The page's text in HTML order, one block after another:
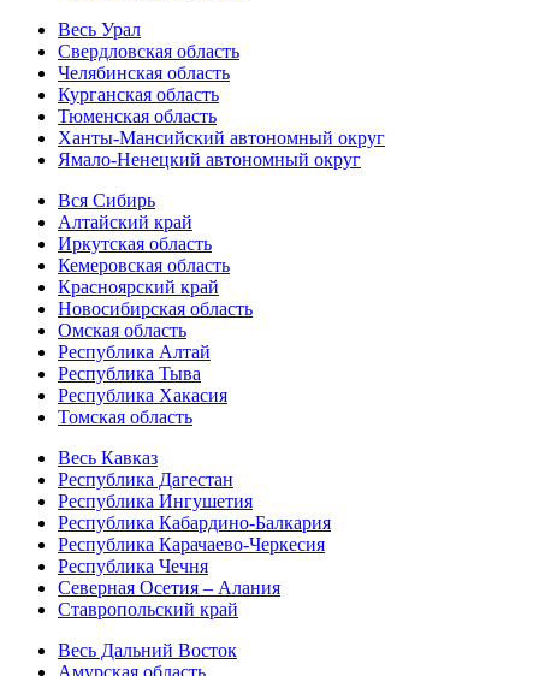
Весь Урал
Свердловская область
Челябинская область
Курганская область
Тюменская область
Ханты-Мансийский автономный округ
Ямало-Ненецкий автономный округ
Вся Сибирь
Алтайский край
Иркутская область
Кемеровская область
Красноярский край
Новосибирская область
Омская область
Республика Алтай
Республика Тыва
Республика Хакасия
Томская область
Весь Кавказ
Республика Дагестан
Республика Ингушетия
Республика Кабардино-Балкария
Республика Карачаево-Черкесия
Республика Чечня
Северная Осетия – Алания
Ставропольский край
Весь Дальний Восток
Амурская область